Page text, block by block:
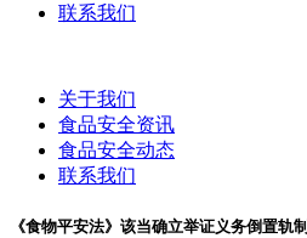
联系我们
关于我们
食品安全资讯
食品安全动态
联系我们
《食物平安法》该当确立举证义务倒置轨制